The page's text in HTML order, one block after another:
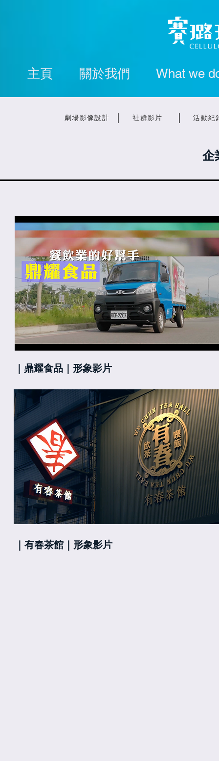
主頁 關於我們 What we
劇場影像設計 社群影片 活動紀
企
｜鼎耀食品｜形象影片
｜有春茶館｜形象影片